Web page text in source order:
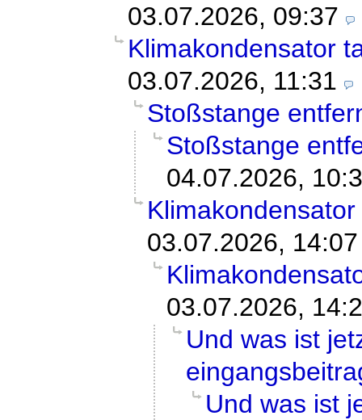
03.07.2026, 09:37
Klimakondensator
03.07.2026, 11:31
Stoßstange
Stoßstange
04.07.2026,
03.07.2026, 14:07
03.07.2026,
Und was ist
Und was ist